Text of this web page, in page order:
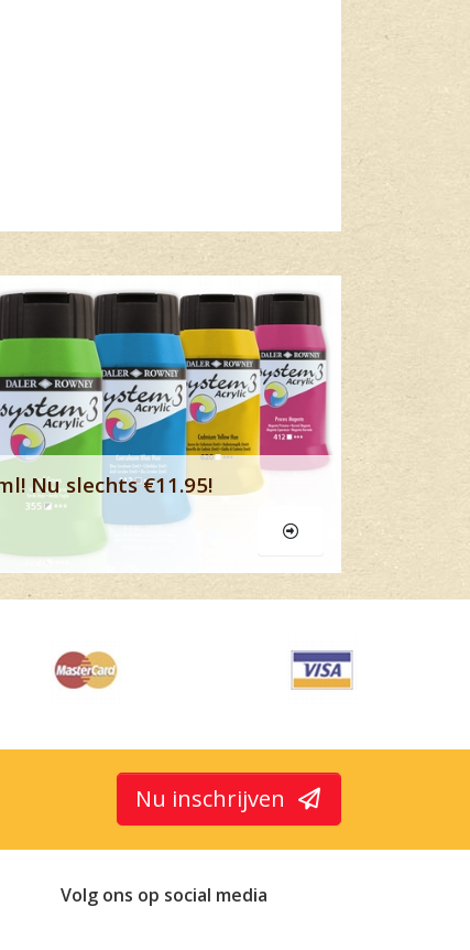
Nu slechts €11.95!
Nu inschrijven
Volg ons op social media